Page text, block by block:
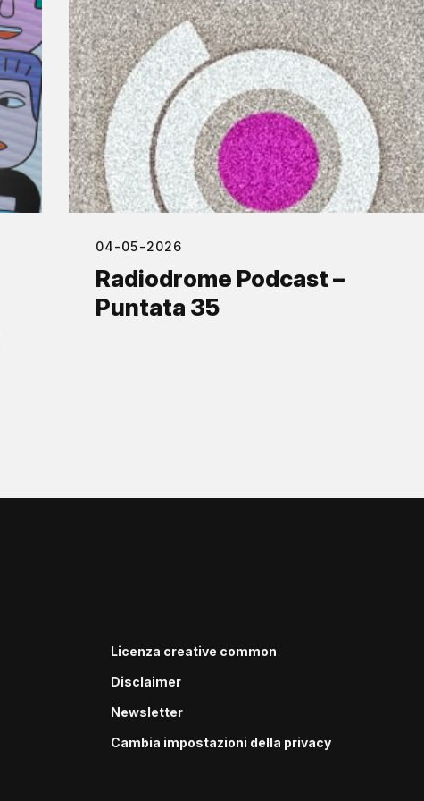
04-05-2026
Radiodrome Podcast –
Puntata 35
Licenza creative common
Disclaimer
Newsletter
Cambia impostazioni della privacy